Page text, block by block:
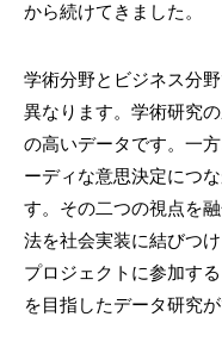
から続けてきました。
学術分野とビジネス分
異なります。学術研究
の高いデータです。一
ーディな意思決定につ
す。その二つの視点を
法を社会実装に結びつ
プロジェクトに参加す
を目指したデータ研究